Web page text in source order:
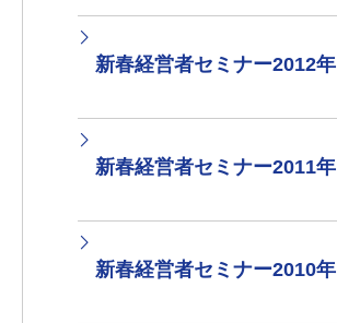
新春経営者セミナー2012年
新春経営者セミナー2011年
新春経営者セミナー2010年